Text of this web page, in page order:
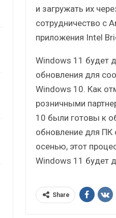
и загружать их
сотрудничество с
приложения Intel
Windows 11 будет
обновления для
Windows 10. Как
розничными
10 были готовы к
обновление для ПК
осенью, этот
Windows 11 будет
Share